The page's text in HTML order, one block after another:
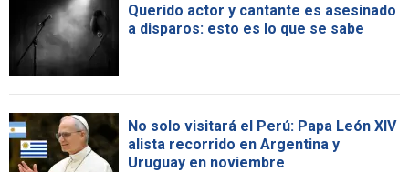
Querido actor y cantante es asesinado
a disparos: esto es lo que se sabe
No solo visitará el Perú: Papa León XIV
alista recorrido en Argentina y
Uruguay en noviembre